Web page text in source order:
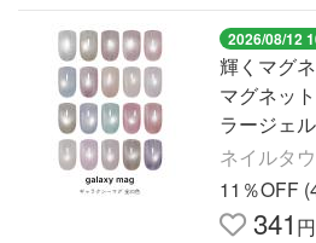
2026/08/12
輝くマグ
マグネッ
ラージェ
ーマグ
り 38ミク
ネイルタ
11％OFF
341 円